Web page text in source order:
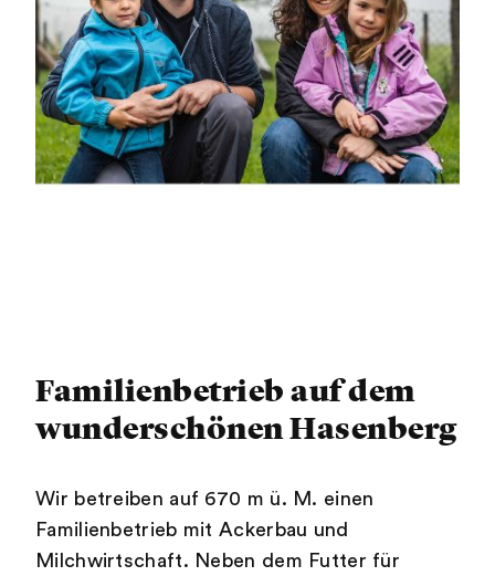
Familienbetrieb auf dem
wunderschönen Hasenberg
Wir betreiben auf 670 m ü. M. einen
Familienbetrieb mit Ackerbau und
Milchwirtschaft. Neben dem Futter für